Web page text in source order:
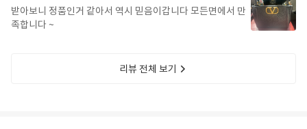
받아보니 정품인거 같아서 역시 믿음이갑니다 모든면에서 만
족합니다 ~
리뷰 전체 보기